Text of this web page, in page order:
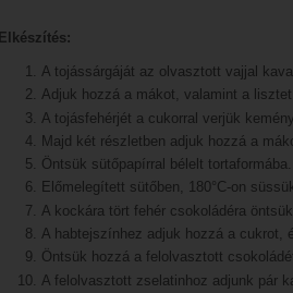
Elkészítés:
A tojássárgáját az olvasztott vajjal
Adjuk hozzá a mákot, valamint a lisztet.
A tojásfehérjét a cukorral verjük
Majd két részletben adjuk hozzá a
Öntsük sütőpapírral bélelt tortaformába.
Előmelegített sütőben, 180°C-on
A kockára tört fehér csokoládéra
A habtejszínhez adjuk hozzá a cukrot,
Öntsük hozzá a felolvasztott
A felolvasztott zselatinhoz adjunk pár